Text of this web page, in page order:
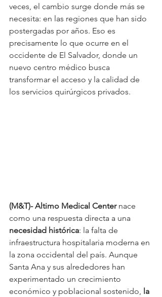
veces, el cambio surge donde más se
necesita: en las regiones que han sido
postergadas por años. Eso es
precisamente lo que ocurre en el
occidente de El Salvador, donde un
nuevo centro médico busca
transformar el acceso y la calidad de
los servicios quirúrgicos privados.
(M&T)- Altimo Medical Center nace
como una respuesta directa a una
necesidad histórica: la falta de
infraestructura hospitalaria moderna en
la zona occidental del país. Aunque
Santa Ana y sus alrededores han
experimentado un crecimiento
económico y poblacional sostenido, la